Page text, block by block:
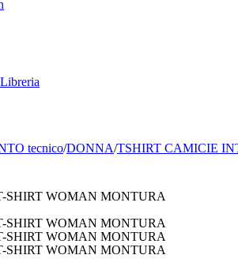
tecnico/DONNA/TSHIRT CAMICIE